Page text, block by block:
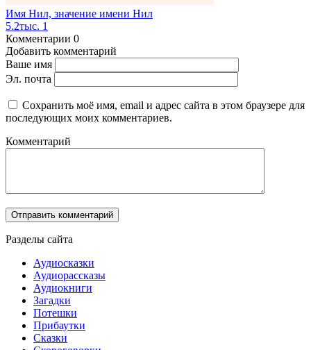
Имя Нил, значение имени Нил
5.2тыс. 1
Комментарии 0
Добавить комментарий
Ваше имя
Эл. почта
Сохранить моё имя, email и адрес сайта в этом браузере для
последующих моих комментариев.
Комментарий
Разделы сайта
Аудиосказки
Аудиорассказы
Аудиокниги
Загадки
Потешки
Прибаутки
Сказки